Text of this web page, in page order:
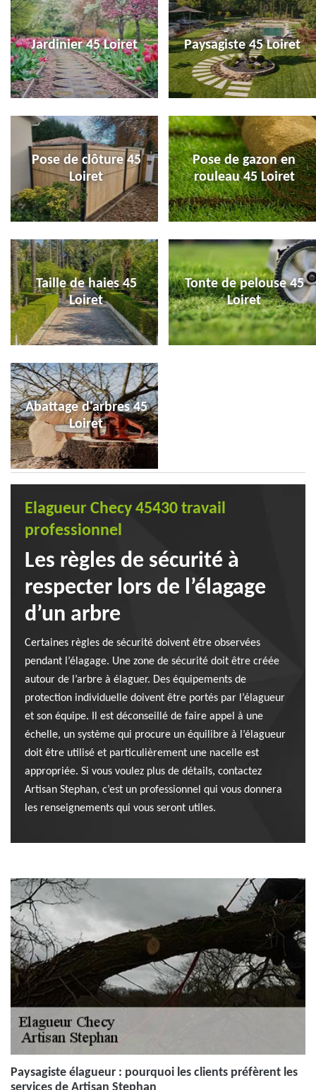
Jardinier 45 Loiret Paysagiste 45 Loiret
Pose de clôture 45
Loiret
Pose de gazon en
rouleau 45 Loiret
Taille de haies 45
Loiret
Tonte de pelouse 45
Loiret
Abattage d'arbres 45
Loiret
Elagueur Checy 45430 travail
professionnel
Les règles de sécurité à
respecter lors de l’élagage
d’un arbre
Certaines règles de sécurité doivent être observées
pendant l’élagage. Une zone de sécurité doit être créée
autour de l’arbre à élaguer. Des équipements de
protection individuelle doivent être portés par l’élagueur
et son équipe. Il est déconseillé de faire appel à une
échelle, un système qui procure un équilibre à l’élagueur
doit être utilisé et particulièrement une nacelle est
appropriée. Si vous voulez plus de détails, contactez
Artisan Stephan, c’est un professionnel qui vous donnera
les renseignements qui vous seront utiles.
Paysagiste élagueur : pourquoi les clients préfèrent les